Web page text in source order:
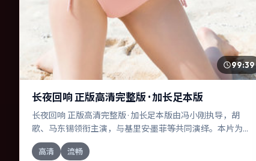
99:39
长夜回响 正版高清完整版 · 加长足本版
长夜回响 正版高清完整版 · 加长足本版由冯小刚执导，胡
歌、马东锡领衔主演，与基里安·墨菲等共同演绎。本片为战
争类型，主要班底与取景来自加拿大。失散多年的兄妹在边
境小镇意外重逢。影片整体气质克制，节奏紧凑，人物动机
高清 流畅